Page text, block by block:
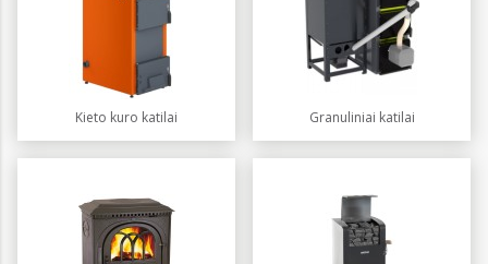
Kieto kuro katilai Granuliniai katilai